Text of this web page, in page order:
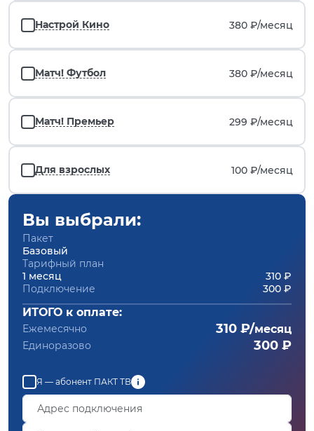
Настрой Кино 380 ₽/месяц
Матч! Футбол 380 ₽/месяц
Матч! Премьер 299 ₽/месяц
Для взрослых 100 ₽/месяц
Вы выбрали:
Пакет
Базовый
Тарифный план
1 месяц
310 ₽
Подключение
300 ₽
ИТОГО к оплате:
Ежемесячно 310 ₽/месяц
Единоразово 300 ₽
Я — абонент ПАКТ ТВ